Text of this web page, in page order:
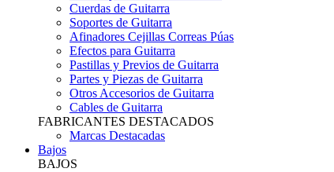
Cuerdas de Guitarra
Soportes de Guitarra
Afinadores Cejillas Correas Púas
Efectos para Guitarra
Pastillas y Previos de Guitarra
Partes y Piezas de Guitarra
Otros Accesorios de Guitarra
Cables de Guitarra
FABRICANTES DESTACADOS
Marcas Destacadas
Bajos
BAJOS